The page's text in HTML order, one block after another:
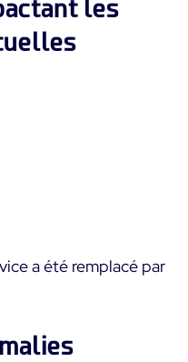
les
a été remplacé par